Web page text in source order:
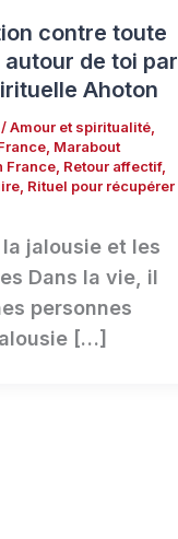
contre toute
de toi par
Ahoton
/Amour et spiritualité
Marabout
France Retour affectif,
Rituel pour récupérer
jalousie et les
Dans la vie, il
personnes
[…]